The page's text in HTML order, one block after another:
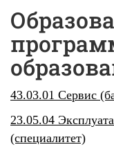
43.03.01 Сервис
23.05.04
(специалитет)